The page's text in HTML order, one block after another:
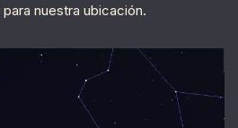
nuestra ubicación.